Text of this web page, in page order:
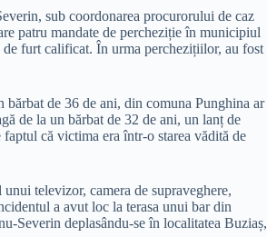
sub coordonarea procurorului de caz
patru mandate de percheziție în municipiul
furt calificat. În urma perchezițiilor, au fost
de 36 de ani, din comuna Punghina ar
de la un bărbat de 32 de ani, un lanț de
că victima era într-o starea vădită de
televizor, camera de supraveghere,
a avut loc la terasa unui bar din
Severin deplasându-se în localitatea Buziaș,